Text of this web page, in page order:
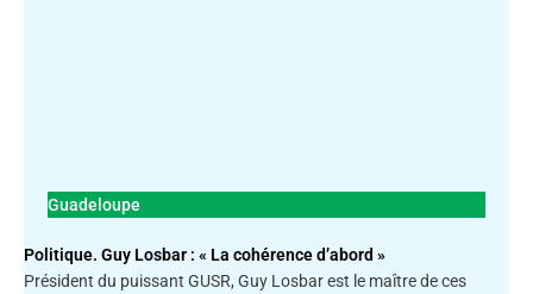
Guadeloupe
Politique. Guy Losbar : « La cohérence d’abord »
Président du puissant GUSR, Guy Losbar est le maître de ces